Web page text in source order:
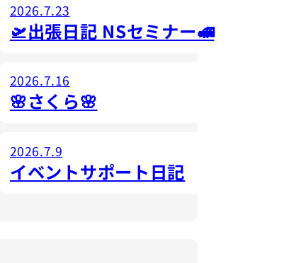
2026.7.23
🛫出張日記 NSセミナー🚅
2026.7.16
🌸さくら🌸
2026.7.9
イベントサポート日記